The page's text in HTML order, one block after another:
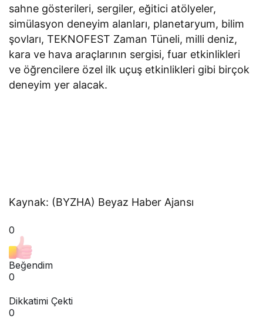
sahne gösterileri, sergiler, eğitici atölyeler,
simülasyon deneyim alanları, planetaryum, bilim
şovları, TEKNOFEST Zaman Tüneli, milli deniz,
kara ve hava araçlarının sergisi, fuar etkinlikleri
ve öğrencilere özel ilk uçuş etkinlikleri gibi birçok
deneyim yer alacak.
Kaynak: (BYZHA) Beyaz Haber Ajansı
0
Beğendim
0
Dikkatimi Çekti
0